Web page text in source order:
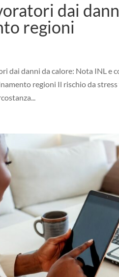
dai
regioni
dai danni da calore: Nota INL
regioni Il rischio da